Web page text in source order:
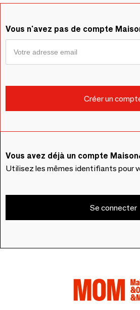
Vous n'avez pas de compte
Vous avez déjà un compte
Utilisez les mêmes identifiants pour
Se connecter